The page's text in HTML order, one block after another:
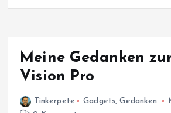
Meine Gedanken
Vision Pro
Tinkerpete Gadgets,Gedanken